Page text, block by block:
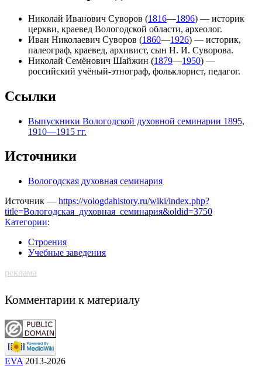
Николай Иванович Суворов (1816—1896) — историк
церкви, краевед Вологодской области, археолог.
Иван Николаевич Суворов (1860—1926) — историк,
палеограф, краевед, архивист, сын Н. И. Суворова.
Николай Семёнович Шайжин (1879—1950) —
российский учёный-этнограф, фольклорист, педагог.
Ссылки
Выпускники Вологодской духовной семинарии 1895,
1910—1915 гг.
Источники
Вологодская духовная семинария
Источник — https://vologdahistory.ru/wiki/index.php?
title=Вологодская_духовная_семинария&oldid=3750
Категории:
Строения
Учебные заведения
реклама
Комментарии к материалу
EVA 2013-2026